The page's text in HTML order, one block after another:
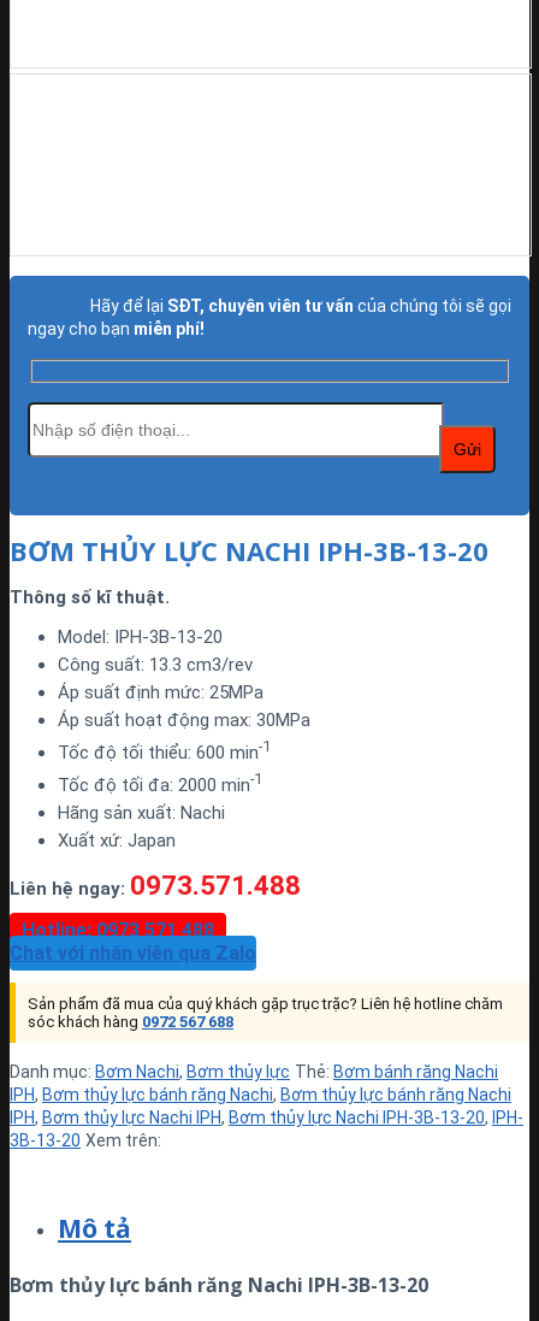
Hãy để lại SĐT, chuyên viên tư vấn của chúng tôi sẽ gọi
ngay cho bạn miễn phí!
BƠM THỦY LỰC NACHI IPH-3B-13-20
Thông số kĩ thuật.
Model: IPH-3B-13-20
Công suất: 13.3 cm3/rev
Áp suất định mức: 25MPa
Áp suất hoạt động max: 30MPa
Tốc độ tối thiểu: 600 min-1
Tốc độ tối đa: 2000 min-1
Hãng sản xuất: Nachi
Xuất xứ: Japan
Liên hệ ngay: 0973.571.488
Hotline: 0973 571 488
Chat với nhân viên qua Zalo
Sản phẩm đã mua của quý khách gặp trục trặc? Liên hệ hotline chăm
sóc khách hàng 0972 567 688
Danh mục: Bơm Nachi, Bơm thủy lực Thẻ: Bơm bánh răng Nachi
IPH, Bơm thủy lực bánh răng Nachi, Bơm thủy lực bánh răng Nachi
IPH, Bơm thủy lực Nachi IPH, Bơm thủy lực Nachi IPH-3B-13-20, IPH-
3B-13-20 Xem trên:
Mô tả
Bơm thủy lực bánh răng Nachi IPH-3B-13-20